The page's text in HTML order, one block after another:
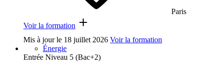
Paris
Voir la formation
Mis à jour le 18 juillet 2026 Voir la formation
Énergie
Entrée Niveau 5 (Bac+2)